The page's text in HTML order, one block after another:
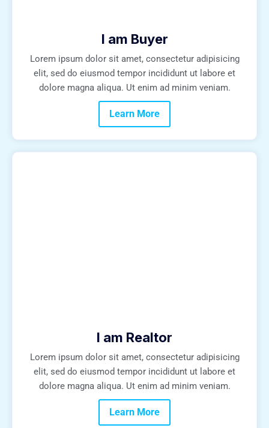
I am Buyer
Lorem ipsum dolor sit amet, consectetur adipisicing
elit, sed do eiusmod tempor incididunt ut labore et
dolore magna aliqua. Ut enim ad minim veniam.
Learn More
I am Realtor
Lorem ipsum dolor sit amet, consectetur adipisicing
elit, sed do eiusmod tempor incididunt ut labore et
dolore magna aliqua. Ut enim ad minim veniam.
Learn More